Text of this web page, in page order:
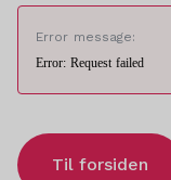
Error message:
Error: Request failed
Til forsiden